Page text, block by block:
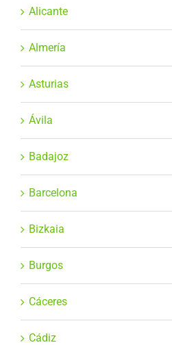
Alicante
Almería
Asturias
Ávila
Badajoz
Barcelona
Bizkaia
Burgos
Cáceres
Cádiz